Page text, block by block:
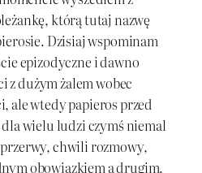
którą tutaj nazwę
Dzisiaj wspominam
epizodyczne i dawno
z dużym żalem wobec
ale wtedy papieros przed
wielu ludzi czymś niemal
chwili rozmowy,
obowiązkiem a drugim.